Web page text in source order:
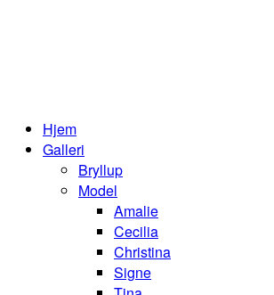
Hjem
Galleri
Bryllup
Model
Amalie
Cecilia
Christina
Signe